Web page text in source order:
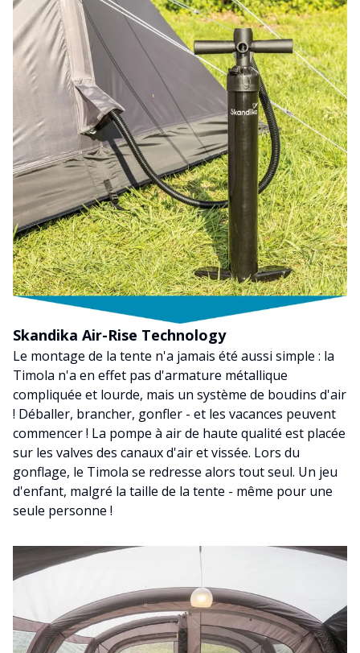
Skandika Air-Rise Technology
Le montage de la tente n'a jamais été aussi simple : la
Timola n'a en effet pas d'armature métallique
compliquée et lourde, mais un système de boudins d'air
! Déballer, brancher, gonfler - et les vacances peuvent
commencer ! La pompe à air de haute qualité est placée
sur les valves des canaux d'air et vissée. Lors du
gonflage, le Timola se redresse alors tout seul. Un jeu
d'enfant, malgré la taille de la tente - même pour une
seule personne !